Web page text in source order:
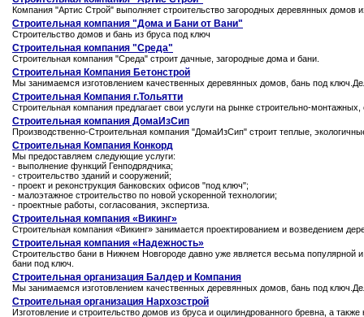
Компания "Артис Строй" выполняет строительство загородных деревянных домов
Строительная компания "Дома и Бани от Вани"
Строительство домов и бань из бруса под ключ
Строительная компания "Среда"
Строительная компания "Среда" строит дачные, загородные дома и бани.
Строительная Компания Бетонстрой
Мы занимаемся изготовлением качественных деревянных домов, бань под
Строительная Компания г.Тольятти
Строительная компания предлагает свои услуги на рынке строительно-
Строительная компания ДомаИзСип
Производственно-Строительная компания "ДомаИзСип" строит теплые,
Строительная Компания Конкорд
Мы предоставляем следующие услуги:
- выполнение функций Генподрядчика;
- строительство зданий и сооружений;
- проект и реконструкция банковских офисов "под ключ";
- малоэтажное строительство по новой ускоренной технологии;
- проектные работы, согласования, экспертиза.
Строительная компания «Викинг»
Строительная компания «Викинг» занимается проектированием и возведением
Строительная компания «Надежность»
Строительство бани в Нижнем Новгороде давно уже является весьма популярной
бани под ключ.
Строительная организация Балдер и Компания
Мы занимаемся изготовлением качественных деревянных домов, бань под
Строительная организация Нархозстрой
Изготовление и строительство домов из бруса и оцилиндрованного бревна, а также